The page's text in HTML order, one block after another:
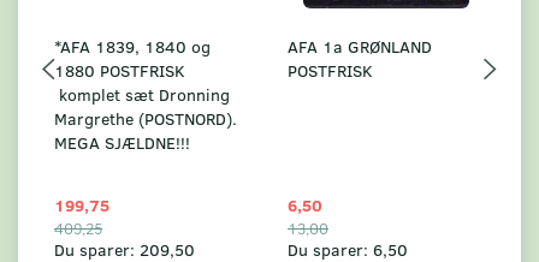
*AFA 1839, 1840 og
1880 POSTFRISK
komplet sæt Dronning
Margrethe (POSTNORD).
MEGA SJÆLDNE!!!
199,75
409,25
Du sparer: 209,50
AFA 1a GRØNLAND
POSTFRISK
6,50
13,00
Du sparer: 6,50